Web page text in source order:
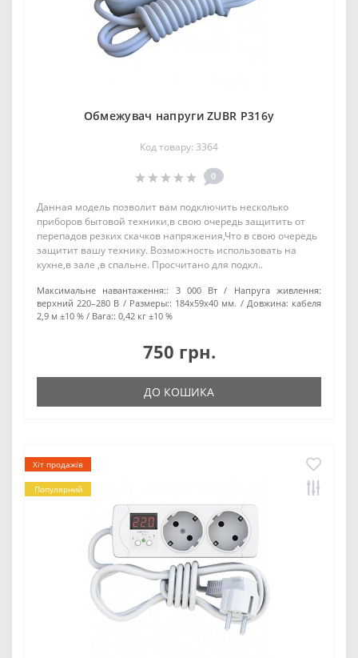
Обмежувач напруги ZUBR P316y
Код товару: 3364
0
Данная модель позволит вам подключить несколько
приборов бытовой техники,в свою очередь защитить от
перепадов резких скачков напряжения,Что в свою очередь
защитит вашу технику. Возможность использовать на
кухне,в зале ,в спальне. Просчитано для подкл..
Максимальне навантаження:: 3 000 Вт
Напруга живлення:
верхний 220–280 В
Размеры:: 184х59х40 мм. Довжина: кабеля
2,9 м ±10 %
Вага:: 0,42 кг ±10 %
750 грн.
ДО КОШИКА
Хіт продажів
Популярний